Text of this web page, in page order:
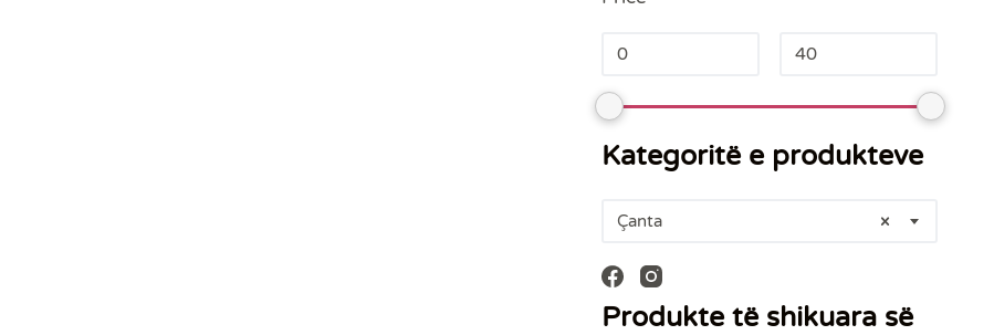
Kategoritë e produkteve
×
Çanta
Produkte të shikuara së